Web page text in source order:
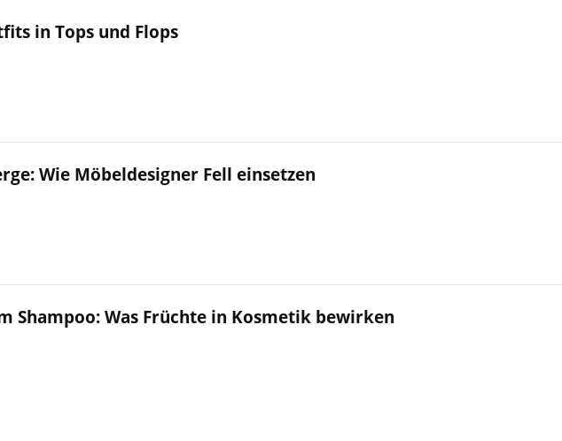
in Tops und Flops
Wie Möbeldesigner Fell einsetzen
Shampoo: Was Früchte in Kosmetik bewirken